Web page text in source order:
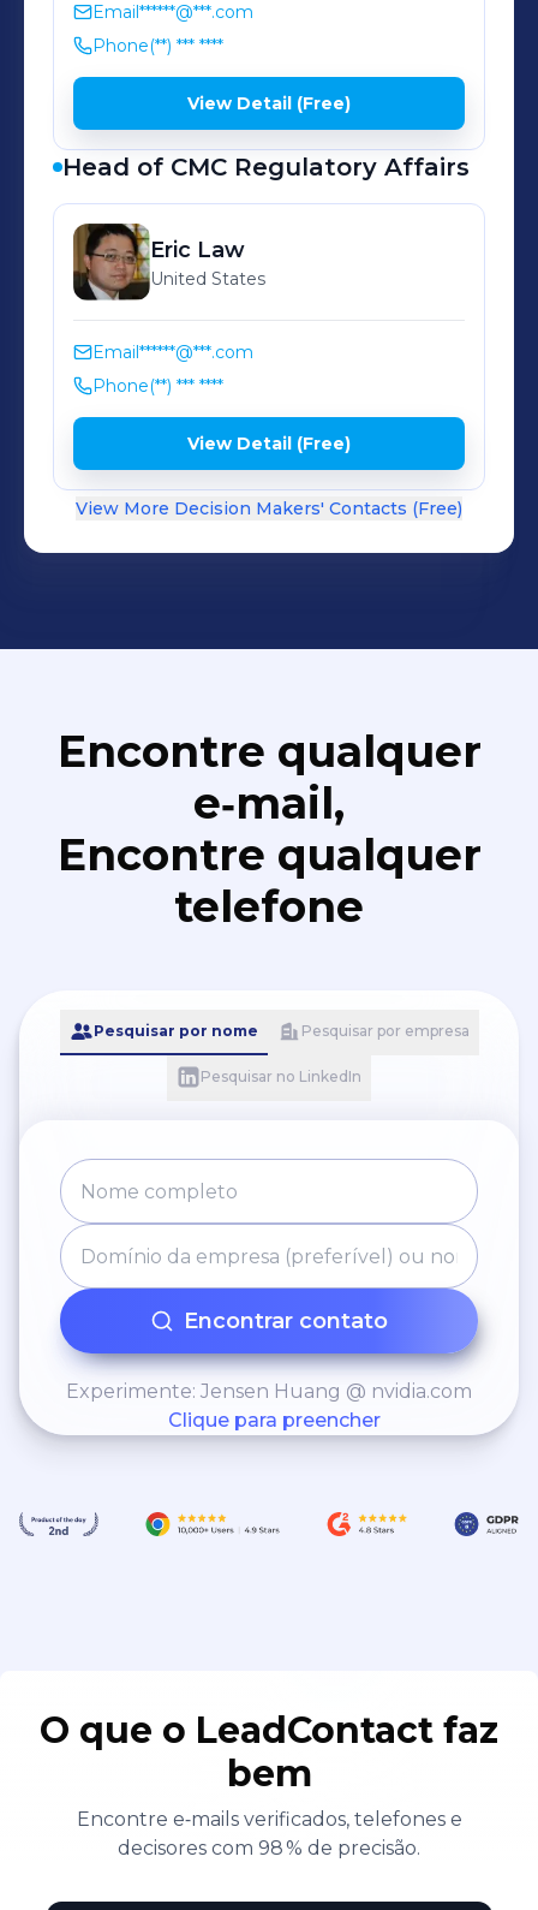
Email******@***.com
Phone(**) *** ****
View Detail (Free)
Head of CMC Regulatory Affairs
Eric Law
United States
Email******@***.com
Phone(**) *** ****
View Detail (Free)
View More Decision Makers' Contacts (Free)
Encontre qualquer
e‑mail,
Encontre qualquer
telefone
Pesquisar por nome Pesquisar por empresa
Pesquisar no LinkedIn
Encontrar contato
Experimente: Jensen Huang @ nvidia.com
Clique para preencher
O que o LeadContact faz
bem
Encontre e‑mails verificados, telefones e
decisores com 98 % de precisão.